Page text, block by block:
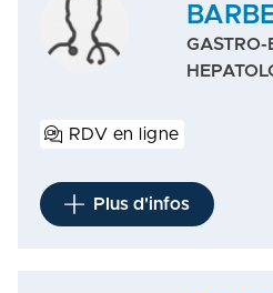
GASTRO-
RDV en ligne
Plus d'infos